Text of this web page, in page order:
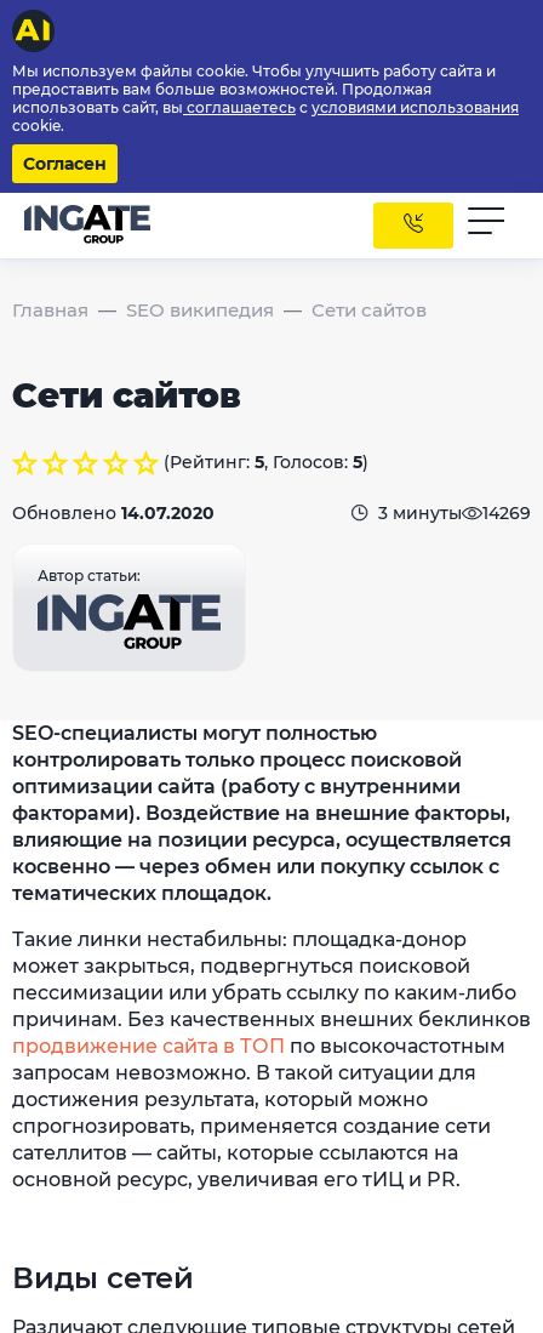
Мы используем файлы cookie. Чтобы улучшить работу сайта и
предоставить вам больше возможностей. Продолжая
использовать сайт, вы соглашаетесь с условиями использования
cookie.
Согласен
Главная SEO википедия Сети сайтов
Сети сайтов
(Рейтинг: 5, Голосов: 5)
Обновлено 14.07.2020 3 минуты 14269
Автор статьи:
SEO-специалисты могут полностью
контролировать только процесс поисковой
оптимизации сайта (работу с внутренними
факторами). Воздействие на внешние факторы,
влияющие на позиции ресурса, осуществляется
косвенно — через обмен или покупку ссылок с
тематических площадок.
Такие линки нестабильны: площадка-донор
может закрыться, подвергнуться поисковой
пессимизации или убрать ссылку по каким-либо
причинам. Без качественных внешних беклинков
продвижение сайта в ТОП по высокочастотным
запросам невозможно. В такой ситуации для
достижения результата, который можно
спрогнозировать, применяется создание сети
сателлитов — сайты, которые ссылаются на
основной ресурс, увеличивая его тИЦ и PR.
Виды сетей
Различают следующие типовые структуры сетей